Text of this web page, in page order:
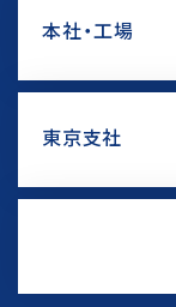
本社・工場
リ
東京支社
リ